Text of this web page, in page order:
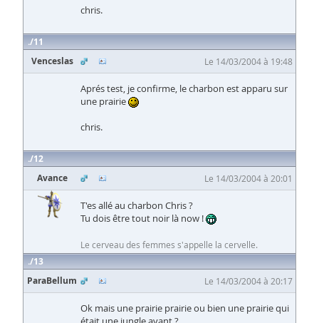
chris.
11
Venceslas
Le 14/03/2004 à 19:48
Aprés test, je confirme, le charbon est apparu sur
une prairie
chris.
12
Avance
Le 14/03/2004 à 20:01
T'es allé au charbon Chris ?
Tu dois être tout noir là now !
Le cerveau des femmes s'appelle la cervelle.
13
ParaBellum
Le 14/03/2004 à 20:17
Ok mais une prairie prairie ou bien une prairie qui